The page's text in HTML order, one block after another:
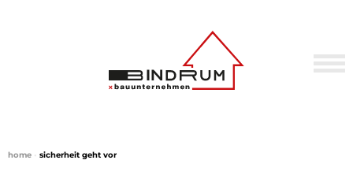
home sicherheit geht vor